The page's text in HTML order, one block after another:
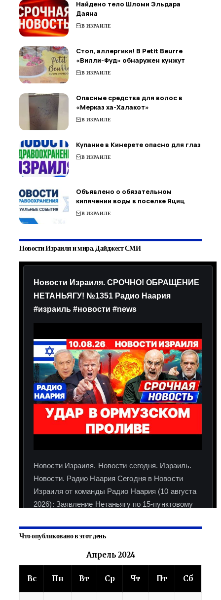
Найдено тело Шломи Эльдара
Даяна
В ИЗРАИЛЕ
Стоп, аллергики! В Petit Beurre
«Вилли-Фуд» обнаружен кунжут
В ИЗРАИЛЕ
Опасные средства для волос в
«Мерказ ха-Халакот»
В ИЗРАИЛЕ
Купание в Кинерете опасно для глаз
В ИЗРАИЛЕ
Объявлено о обязательном
кипячении воды в поселке Яциц
В ИЗРАИЛЕ
Новости Израиля и мира. Дайджест СМИ
Что опубликовано в этот день
Апрель 2024
Вс Пн Вт Ср Чт Пт Сб